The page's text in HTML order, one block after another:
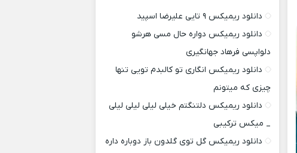
دانلود ریمیکس ۹ تایی علیرضا اسپید
دانلود ریمیکس دواره حال مسی هرشو
دلواپسی فرهاد جهانگیری
دانلود ریمیکس انگاری تو کالبدم تویی تنها
چیزی که میتونم
دانلود ریمیکس دلتنگتم خیلی لیلی لیلی لیلی
_ میکس ترکیبی
دانلود ریمیکس گل توی گلدون باز دوباره داره